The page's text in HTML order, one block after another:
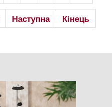
Наступна Кінець